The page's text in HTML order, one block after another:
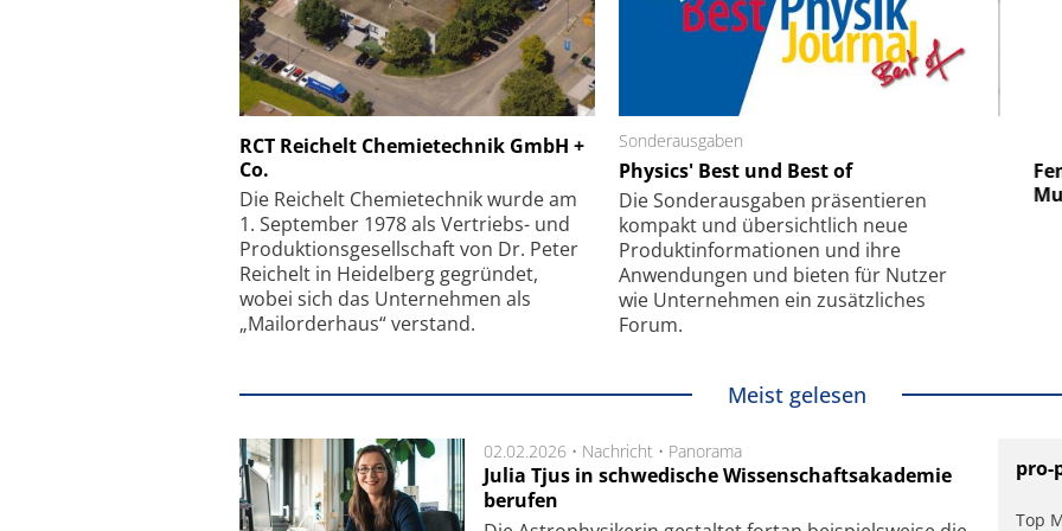
RCT Reichelt Chemietechnik GmbH +
Co.
Die Reichelt Chemietechnik wurde am
1. September 1978 als Vertriebs- und
Produktionsgesellschaft von Dr. Peter
Reichelt in Heidelberg gegründet,
wobei sich das Unternehmen als
„Mailorderhaus“ verstand.
Sonderausgaben
Physics' Best und Best of
Die Sonder­ausgaben präsentieren
kompakt und übersichtlich neue
Produkt­informationen und ihre
Anwendungen und bieten für Nutzer
wie Unternehmen ein zusätzliches
Forum.
Schäfter + Kirchhoff GmbH
Feinfokussierungsmechanismus
Elektronenmikroskopie auf
kleinstem Raum
Meist gelesen
02.02.2026 • Nachricht • Panorama
Julia Tjus in schwedische Wissenschaftsakademie
berufen
pro-
Top